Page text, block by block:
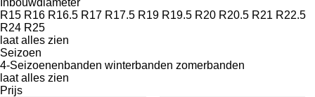
R15 R16 R16.5 R17 R17.5 R19 R19.5 R20 R20.5 R21 R22.5
R24 R25
laat alles zien
Seizoen
4-Seizoenenbanden winterbanden zomerbanden
laat alles zien
Prijs